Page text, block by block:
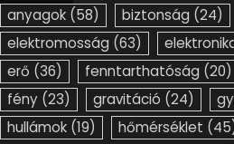
anyagok (58) biztonság (24)
elektromosság (63)
erő (36) fenntarthatóság (20)
fény (23) gravitáció (24)
hullámok (19) hőmérséklet